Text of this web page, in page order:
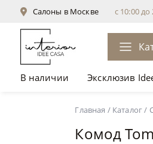
Салоны в Москве с 10:00
В наличии Эксклюзив
Главная / Каталог/
Комод